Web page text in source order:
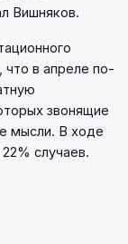
Вишняков.
что в апреле по-
звонящие
мысли. В ходе
случаев.